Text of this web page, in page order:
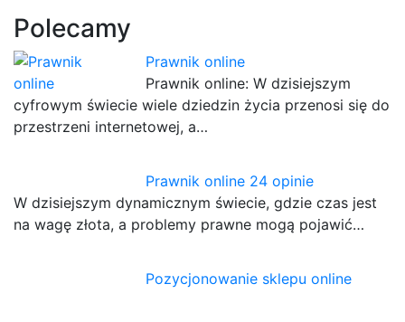
Polecamy
Prawnik online
Prawnik online: W dzisiejszym
cyfrowym świecie wiele dziedzin życia przenosi się do
przestrzeni internetowej, a…
Prawnik online 24 opinie
W dzisiejszym dynamicznym świecie, gdzie czas jest
na wagę złota, a problemy prawne mogą pojawić…
Pozycjonowanie sklepu online